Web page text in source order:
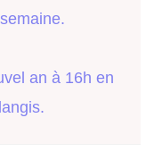
an à 16h en